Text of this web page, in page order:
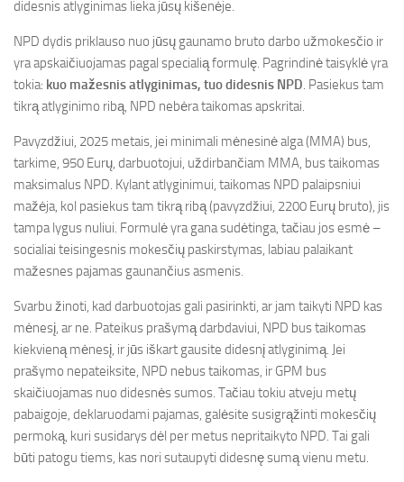
didesnis atlyginimas lieka jūsų kišenėje.
NPD dydis priklauso nuo jūsų gaunamo bruto darbo užmokesčio ir
yra apskaičiuojamas pagal specialią formulę. Pagrindinė taisyklė yra
tokia: kuo mažesnis atlyginimas, tuo didesnis NPD. Pasiekus tam
tikrą atlyginimo ribą, NPD nebėra taikomas apskritai.
Pavyzdžiui, 2025 metais, jei minimali mėnesinė alga (MMA) bus,
tarkime, 950 Eurų, darbuotojui, uždirbančiam MMA, bus taikomas
maksimalus NPD. Kylant atlyginimui, taikomas NPD palaipsniui
mažėja, kol pasiekus tam tikrą ribą (pavyzdžiui, 2200 Eurų bruto), jis
tampa lygus nuliui. Formulė yra gana sudėtinga, tačiau jos esmė –
socialiai teisingesnis mokesčių paskirstymas, labiau palaikant
mažesnes pajamas gaunančius asmenis.
Svarbu žinoti, kad darbuotojas gali pasirinkti, ar jam taikyti NPD kas
mėnesį, ar ne. Pateikus prašymą darbdaviui, NPD bus taikomas
kiekvieną mėnesį, ir jūs iškart gausite didesnį atlyginimą. Jei
prašymo nepateiksite, NPD nebus taikomas, ir GPM bus
skaičiuojamas nuo didesnės sumos. Tačiau tokiu atveju metų
pabaigoje, deklaruodami pajamas, galėsite susigrąžinti mokesčių
permoką, kuri susidarys dėl per metus nepritaikyto NPD. Tai gali
būti patogu tiems, kas nori sutaupyti didesnę sumą vienu metu.